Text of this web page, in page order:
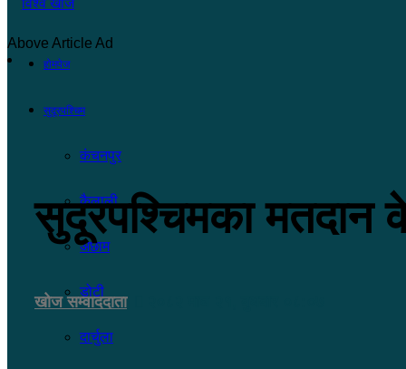
होमपेज
सुदूरपश्चिम
कंचनपुर
कैलाली
अछाम
डोटी
दार्चुला
Above Article Ad
सुदूरपश्चिमका मतदान
खोज सम्वाददाता